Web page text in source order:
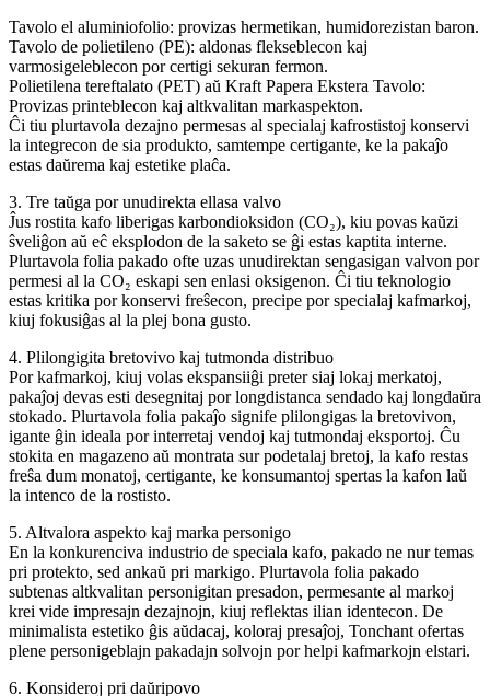
Tavolo el aluminiofolio: provizas hermetikan, humidorezistan baron.
Tavolo de polietileno (PE): aldonas flekseblecon kaj
varmosigeleblecon por certigi sekuran fermon.
Polietilena tereftalato (PET) aŭ Kraft Papera Ekstera Tavolo:
Provizas printeblecon kaj altkvalitan markaspekton.
Ĉi tiu plurtavola dezajno permesas al specialaj kafrostistoj konservi
la integrecon de sia produkto, samtempe certigante, ke la pakaĵo
estas daŭrema kaj estetike plaĉa.
3. Tre taŭga por unudirekta ellasa valvo
Ĵus rostita kafo liberigas karbondioksidon (CO₂), kiu povas kaŭzi
ŝveliĝon aŭ eĉ eksplodon de la saketo se ĝi estas kaptita interne.
Plurtavola folia pakado ofte uzas unudirektan sengasigan valvon por
permesi al la CO₂ eskapi sen enlasi oksigenon. Ĉi tiu teknologio
estas kritika por konservi freŝecon, precipe por specialaj kafmarkoj,
kiuj fokusiĝas al la plej bona gusto.
4. Plilongigita bretovivo kaj tutmonda distribuo
Por kafmarkoj, kiuj volas ekspansiiĝi ​​preter siaj lokaj merkatoj,
pakaĵoj devas esti desegnitaj por longdistanca sendado kaj longdaŭra
stokado. Plurtavola folia pakaĵo signife plilongigas la bretovivon,
igante ĝin ideala por interretaj vendoj kaj tutmondaj eksportoj. Ĉu
stokita en magazeno aŭ montrata sur podetalaj bretoj, la kafo restas
freŝa dum monatoj, certigante, ke konsumantoj spertas la kafon laŭ
la intenco de la rostisto.
5. Altvalora aspekto kaj marka personigo
En la konkurenciva industrio de speciala kafo, pakado ne nur temas
pri protekto, sed ankaŭ pri markigo. Plurtavola folia pakado
subtenas altkvalitan personigitan presadon, permesante al markoj
krei vide impresajn dezajnojn, kiuj reflektas ilian identecon. De
minimalista estetiko ĝis aŭdacaj, koloraj presaĵoj, Tonchant ofertas
plene personigeblajn pakadajn solvojn por helpi kafmarkojn elstari.
6. Konsideroj pri daŭripovo